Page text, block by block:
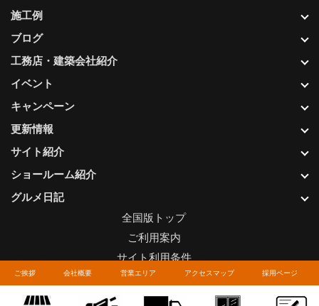
ご挨拶 会社概要 営業エリア アクセスマップ 採用ページ
更新情報
サイト紹介
ショールーム紹介
グルメ日記
施工例
ブログ
工務店・建築会社紹介
イベント
キャンペーン
全国版トップ
ご利用案内
サイト利用条件
プライバシーポリシー
関連リンク